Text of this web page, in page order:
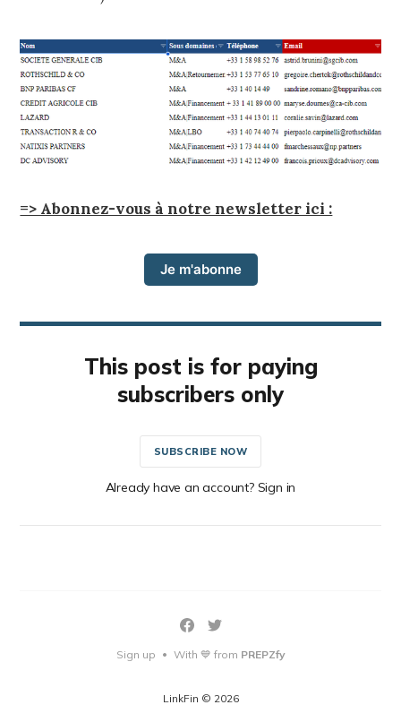
=> Abonnez-vous à notre newsletter ici :
Je m'abonne
This post is for paying
subscribers only
SUBSCRIBE NOW
Already have an account? Sign in
LinkFin © 2026
Sign up • With 💙 from PREPZfy